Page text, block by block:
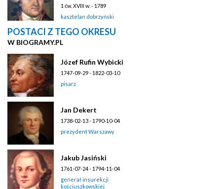
1 ćw. XVIII w. - 1789
kasztelan dobrzyński
POSTACI Z TEGO OKRESU
W BIOGRAMY.PL
Józef Rufin Wybicki
1747-09-29 - 1822-03-10
pisarz
Jan Dekert
1738-02-13 - 1790-10-04
prezydent Warszawy
Jakub Jasiński
1761-07-24 - 1794-11-04
generał insurekcji
kościuszkowskiej